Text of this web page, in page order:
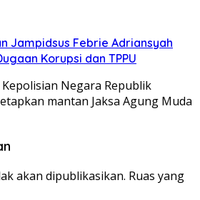
Jampidsus Febrie Adriansyah
Korupsi dan TPPU
Kepolisian Negara Republik
mantan Jaksa Agung Muda
akan dipublikasikan. Ruas yang